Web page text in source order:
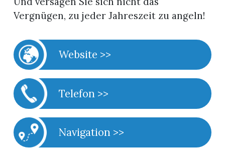
Vergnügen, zu jeder Jahreszeit zu angeln!
Website >>
Telefon >>
Navigation >>